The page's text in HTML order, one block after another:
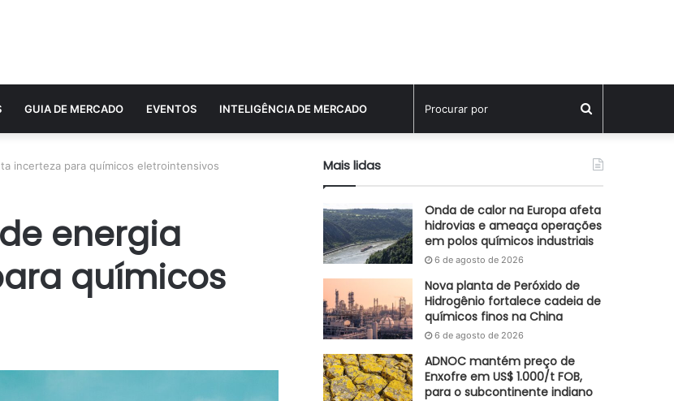
GUIA DE MERCADO EVENTOS INTELIGÊNCIA DE MERCADO
por
incerteza para químicos eletrointensivos
energia
químicos
Mais lidas
Onda de calor na Europa afeta
hidrovias e ameaça operações
em polos químicos industriais
6 de agosto de 2026
Nova planta de Peróxido de
Hidrogênio fortalece cadeia de
químicos finos na China
6 de agosto de 2026
ADNOC mantém preço de
Enxofre em US$ 1.000/t FOB,
para o subcontinente indiano